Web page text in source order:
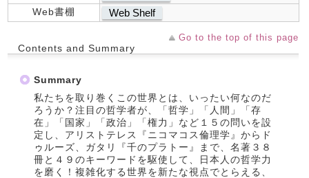
Web書棚 Web Shelf
Go to the top of this page
Contents and Summary
Summary
私たちを取り巻くこの世界とは、いったい何なのだ
ろうか？注目の哲学者が、「哲学」「人間」「存
在」「国家」「政治」「権力」など１５の問いを設
定し、アリストテレス『ニコマコス倫理学』からド
ゥルーズ、ガタリ『千のプラトー』まで、名著３８
冊と４９のキーワードを駆使して、日本人の哲学力
を磨く！複雑化する世界を新たな視点でとらえる、